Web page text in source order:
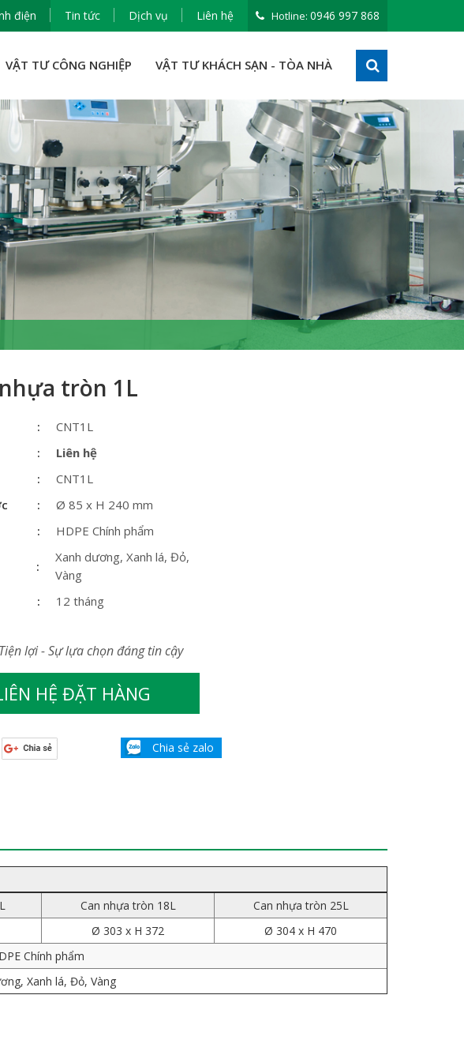
Hotline: 0946 997 868
điện Tin tức Dịch vụ Liên hệ
VẬT TƯ CÔNG NGHIỆP VẬT TƯ KHÁCH SẠN - TÒA NHÀ
tròn 1L
CNT1L
Liên hệ
CNT1L
Ø 85 x H 240 mm
HDPE Chính phẩm
Xanh dương, Xanh lá, Đỏ,
Vàng
12 tháng
lợi - Sự lựa chọn đáng tin cậy
HỆ ĐẶT HÀNG
Chia sẻ zalo
Can nhựa tròn 18L
Can nhựa tròn 25L
Ø 303 x H 372
Ø 304 x H 470
Chính phẩm
Xanh lá, Đỏ, Vàng